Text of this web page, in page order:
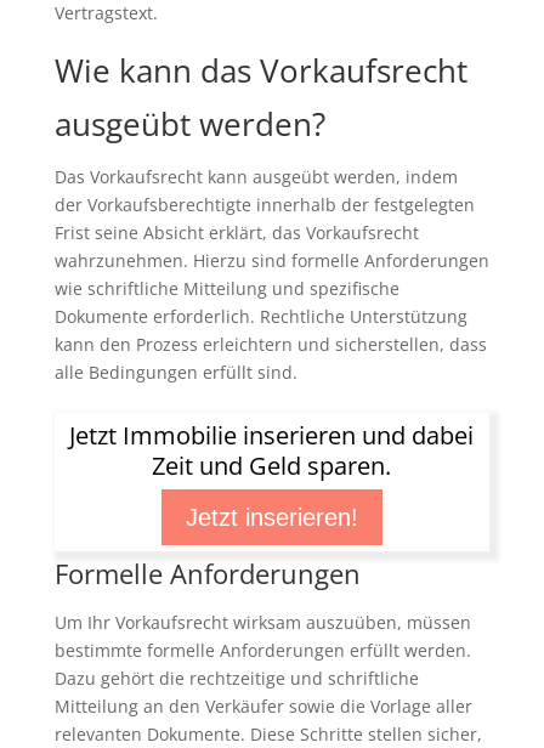
Vertragstext.
Wie kann das Vorkaufsrecht
ausgeübt werden?
Das Vorkaufsrecht kann ausgeübt werden, indem
der Vorkaufsberechtigte innerhalb der festgelegten
Frist seine Absicht erklärt, das Vorkaufsrecht
wahrzunehmen. Hierzu sind formelle Anforderungen
wie schriftliche Mitteilung und spezifische
Dokumente erforderlich. Rechtliche Unterstützung
kann den Prozess erleichtern und sicherstellen, dass
alle Bedingungen erfüllt sind.
Jetzt Immobilie inserieren und dabei
Zeit und Geld sparen.
Jetzt inserieren!
Formelle Anforderungen
Um Ihr Vorkaufsrecht wirksam auszuüben, müssen
bestimmte formelle Anforderungen erfüllt werden.
Dazu gehört die rechtzeitige und schriftliche
Mitteilung an den Verkäufer sowie die Vorlage aller
relevanten Dokumente. Diese Schritte stellen sicher,